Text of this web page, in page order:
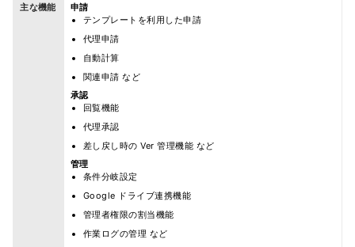
主な機能
申請
テンプレートを利用した申請
代理申請
自動計算
関連申請 など
承認
回覧機能
代理承認
差し戻し時の Ver 管理機能 など
管理
条件分岐設定
Google ドライブ連携機能
管理者権限の割当機能
作業ログの管理 など